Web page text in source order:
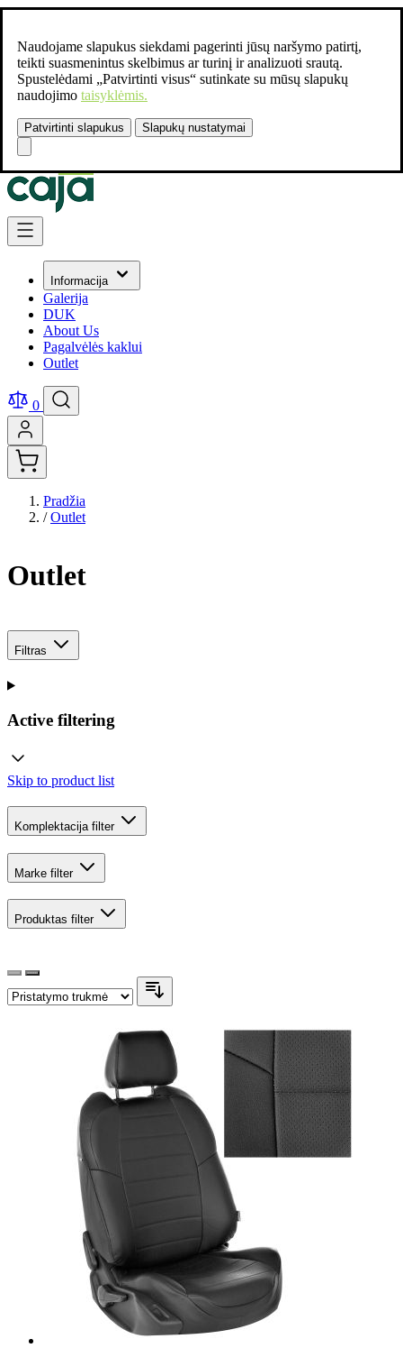
Naudojame slapukus siekdami pagerinti jūsų naršymo patirtį,
teikti suasmenintus skelbimus ar turinį ir analizuoti srautą.
Spustelėdami „Patvirtinti visus“ sutinkate su mūsų slapukų
naudojimo taisyklėmis.
Patvirtinti slapukus Slapukų nustatymai
Susisiekite:
Skip to Content
Informacija
Galerija
DUK
About Us
Pagalvėlės kaklui
Outlet
0
Pradžia
/ Outlet
Outlet
Filtras
Active filtering
Skip to product list
Komplektacija filter
Marke filter
Produktas filter